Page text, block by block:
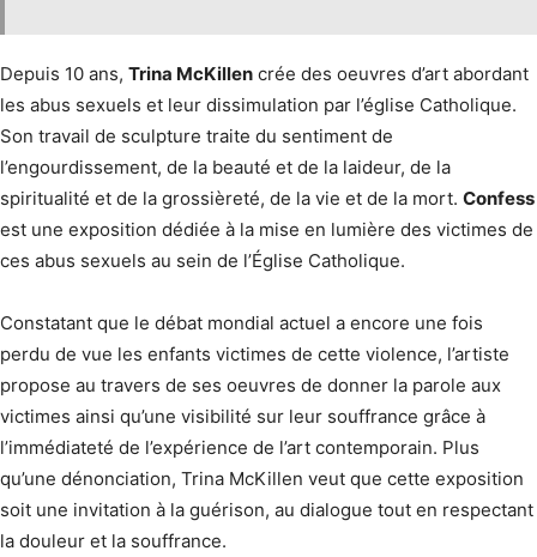
Depuis 10 ans, Trina McKillen crée des oeuvres d’art abordant
les abus sexuels et leur dissimulation par l’église Catholique.
Son travail de sculpture traite du sentiment de
l’engourdissement, de la beauté et de la laideur, de la
spiritualité et de la grossièreté, de la vie et de la mort. Confess
est une exposition dédiée à la mise en lumière des victimes de
ces abus sexuels au sein de l’Église Catholique.
Constatant que le débat mondial actuel a encore une fois
perdu de vue les enfants victimes de cette violence, l’artiste
propose au travers de ses oeuvres de donner la parole aux
victimes ainsi qu’une visibilité sur leur souffrance grâce à
l’immédiateté de l’expérience de l’art contemporain. Plus
qu’une dénonciation, Trina McKillen veut que cette exposition
soit une invitation à la guérison, au dialogue tout en respectant
la douleur et la souffrance.